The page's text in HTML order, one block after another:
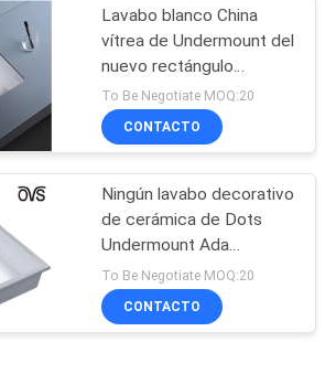
de la altura
comodidad del
Lavabo blanco China
vítrea de Undermount del
nuevo rectángulo
elegante
To Be Negotiate MOQ:20
CONTACTO
Ningún lavabo decorativo
de cerámica de Dots
Undermount Ada
Bathroom Sink
To Be Negotiate MOQ:20
CONTACTO